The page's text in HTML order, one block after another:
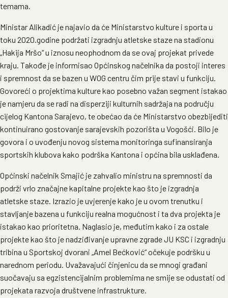
temama.
Ministar Alikadić je najavio da će Ministarstvo kulture i sporta u
toku 2020.godine podržati izgradnju atletske staze na stadionu
„Hakija Mršo“ u iznosu neophodnom da se ovaj projekat privede
kraju. Takođe je informisao Općinskog načelnika da postoji interes
i spremnost da se bazen u WOG centru čim prije stavi u funkciju.
Govoreći o projektima kulture kao posebno važan segment istakao
je namjeru da se radi na disperziji kulturnih sadržaja na području
cijelog Kantona Sarajevo, te obećao da će Ministarstvo obezbijediti
kontinuirano gostovanje sarajevskih pozorišta u Vogošći. Bilo je
govora i o uvođenju novog sistema monitoringa sufinansiranja
sportskih klubova kako podrška Kantona i općina bila usklađena.
Općinski načelnik Smajić je zahvalio ministru na spremnosti da
podrži vrlo značajne kapitalne projekte kao što je izgradnja
atletske staze. Izrazio je uvjerenje kako je u ovom trenutku i
stavljanje bazena u funkciju realna mogućnost i ta dva projekta je
istakao kao prioritetna. Naglasio je, međutim kako i za ostale
projekte kao što je nadziđivanje upravne zgrade JU KSC i izgradnju
tribina u Sportskoj dvorani „Amel Bećković“ očekuje podršku u
narednom periodu. Uvažavajući činjenicu da se mnogi građani
suočavaju sa egzistencijalnim problemima ne smije se odustati od
projekata razvoja društvene infrastrukture.